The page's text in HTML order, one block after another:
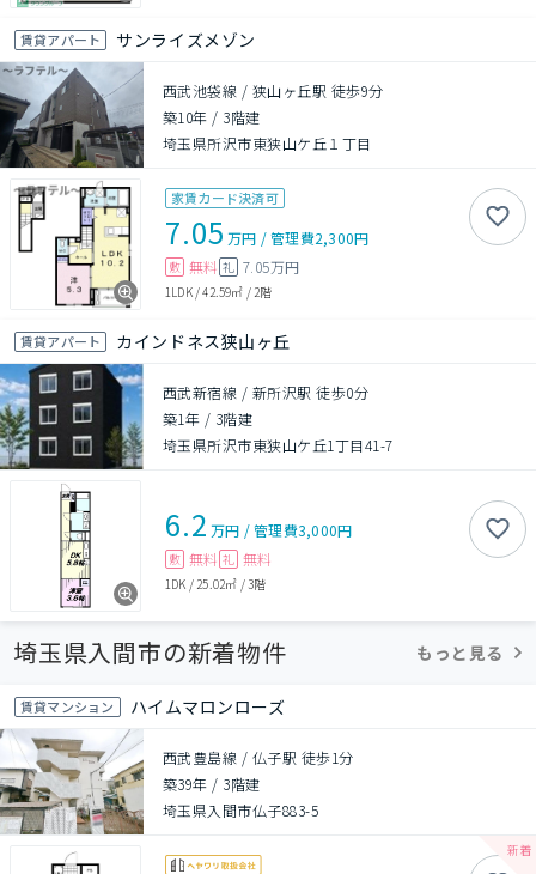
賃貸アパート サンライズメゾン
西武池袋線 / 狭山ヶ丘駅 徒歩9分
築10年 / 3階建
埼玉県所沢市東狭山ケ丘１丁目
家賃カード決済可
7.05 万円 /管理費2,300円
敷 無料 礼 7.05万円
1LDK/42.59㎡ /2階
賃貸アパート カインドネス狭山ヶ丘
西武新宿線 / 新所沢駅 徒歩0分
築1年 / 3階建
埼玉県所沢市東狭山ケ丘1丁目41-7
6.2 万円 /管理費3,000円
敷 無料 礼 無料
1DK / 25.02㎡ /3階
埼玉県入間市の新着物件 もっと見る
賃貸マンション ハイムマロンローズ
西武豊島線 / 仏子駅 徒歩1分
築39年 / 3階建
埼玉県入間市仏子883-5